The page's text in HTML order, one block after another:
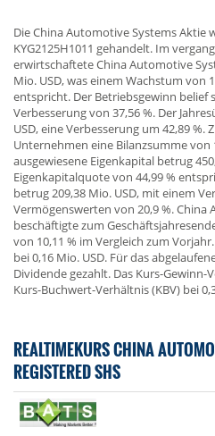
Die China Automotive Systems Aktie
KYG2125H1011 gehandelt. Im
erwirtschaftete China Automotive
Mio. USD, was einem Wachstum von
entspricht. Der Betriebsgewinn belief
Verbesserung von 37,56 %. Der
USD, eine Verbesserung um 42,89 %.
Unternehmen eine Bilanzsumme von
ausgewiesene Eigenkapital betrug
Eigenkapitalquote von 44,99 %
betrug 209,38 Mio. USD, mit einem
Vermögenswerten von 20,9 %. China
beschäftigte zum
von 10,11 % im Vergleich zum
bei 0,16 Mio. USD. Für das
Dividende gezahlt. Das Kurs-Gewinn-
Kurs-Buchwert-Verhältnis (KBV) bei
REALTIMEKURS CHINA
REGISTERED SHS